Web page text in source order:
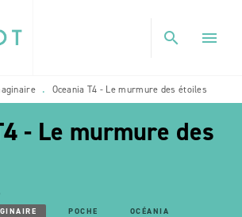
search menu
• Oceania T4 - Le murmure des étoiles
- Le murmure des
POCHE OCÉANIA